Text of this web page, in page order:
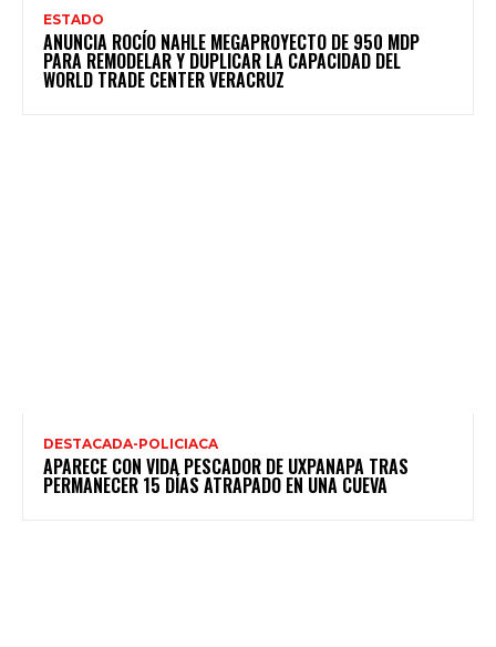
ESTADO
ANUNCIA ROCÍO NAHLE MEGAPROYECTO DE 950 MDP
PARA REMODELAR Y DUPLICAR LA CAPACIDAD DEL
WORLD TRADE CENTER VERACRUZ
DESTACADA-POLICIACA
APARECE CON VIDA PESCADOR DE UXPANAPA TRAS
PERMANECER 15 DÍAS ATRAPADO EN UNA CUEVA